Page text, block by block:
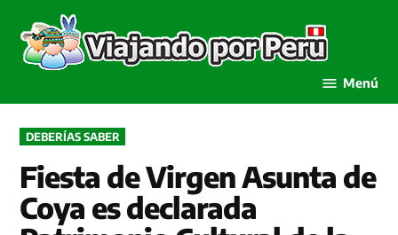
contenido
por
Menú
PUBLICADO
EN
DEBERÍAS SABER
Fiesta de Virgen Asunta de
Coya es declarada